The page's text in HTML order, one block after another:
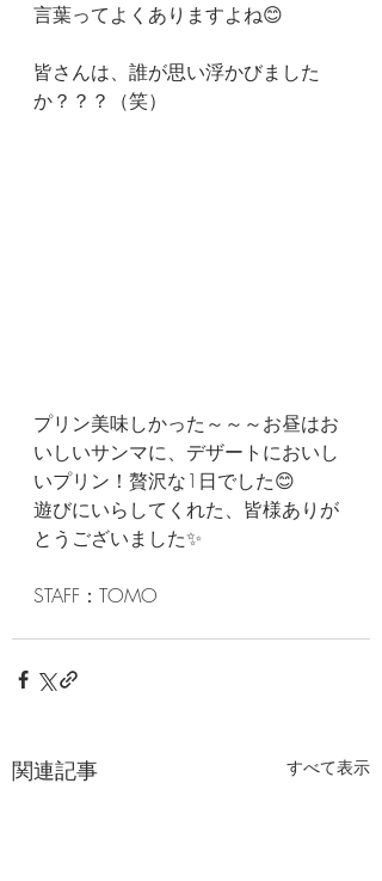
言葉ってよくありますよね😊
皆さんは、誰が思い浮かびました
か？？？（笑）
プリン美味しかった～～～お昼はお
いしいサンマに、デザートにおいし
いプリン！贅沢な1日でした😊
遊びにいらしてくれた、皆様ありが
とうございました✨
STAFF：TOMO
関連記事 すべて表示